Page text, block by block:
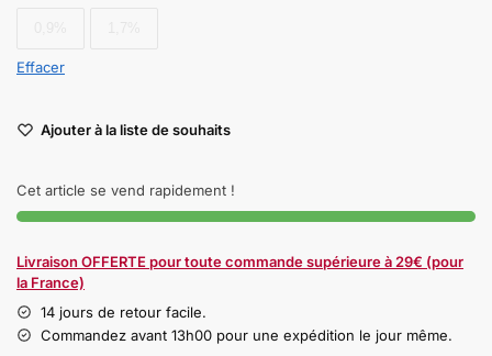
Effacer
Ajouter à la liste de souhaits
Cet article se vend rapidement !
Livraison OFFERTE pour toute commande supérieure à 29€ (pour
la France)
14 jours de retour facile.
Commandez avant 13h00 pour une expédition le jour même.